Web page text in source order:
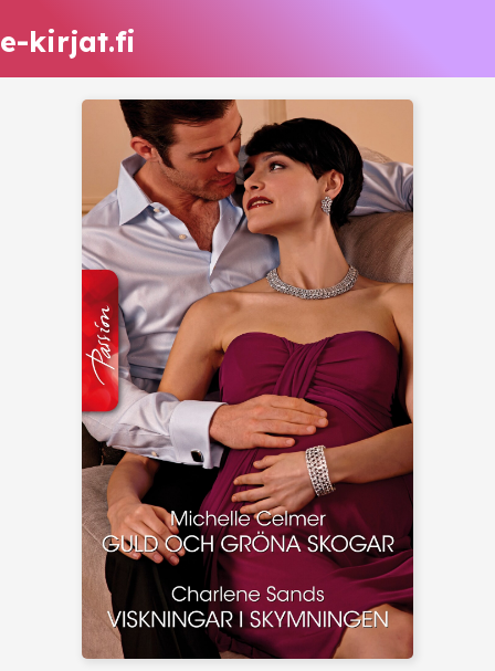
e-kirjat.fi